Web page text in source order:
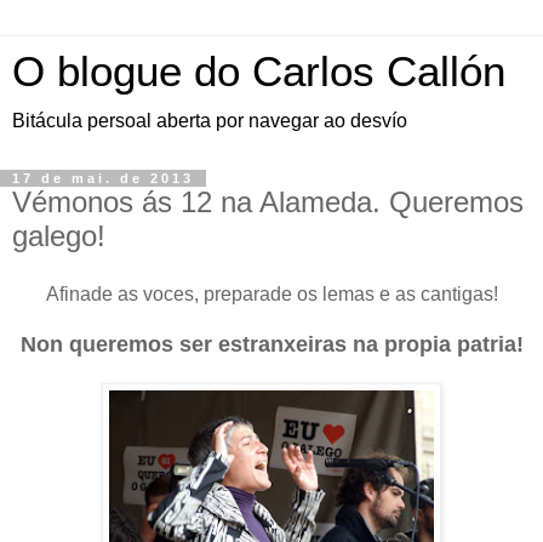
O blogue do Carlos Callón
Bitácula persoal aberta por navegar ao desvío
17 de mai. de 2013
Vémonos ás 12 na Alameda. Queremos
galego!
Afinade as voces, preparade os lemas e as cantigas!
Non queremos ser estranxeiras na propia patria!